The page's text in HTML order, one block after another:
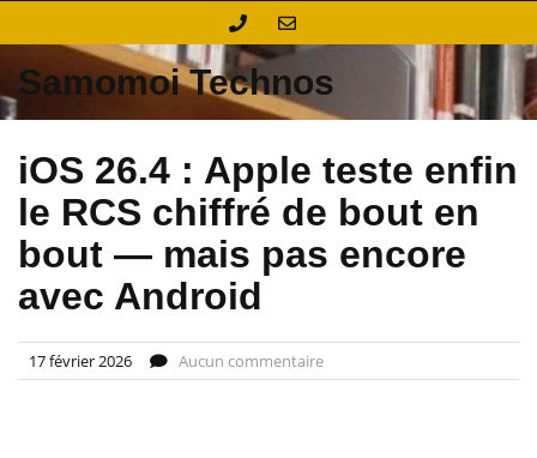
Samomoi Technos
iOS 26.4 : Apple teste enfin
le RCS chiffré de bout en
bout — mais pas encore
avec Android
17 février 2026 Aucun commentaire